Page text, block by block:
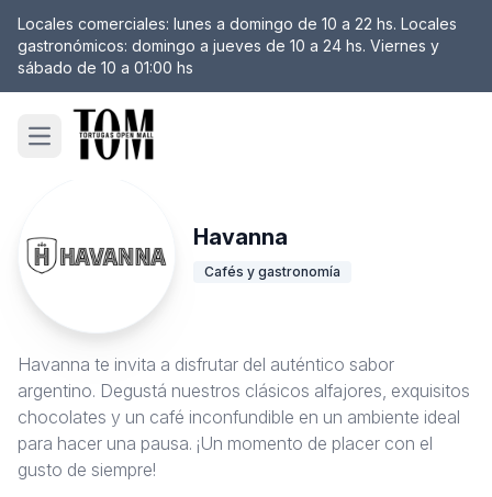
Locales comerciales: lunes a domingo de 10 a 22 hs. Locales
gastronómicos: domingo a jueves de 10 a 24 hs. Viernes y
sábado de 10 a 01:00 hs
Open main menu
Havanna
Cafés y gastronomía
Havanna te invita a disfrutar del auténtico sabor
argentino. Degustá nuestros clásicos alfajores, exquisitos
chocolates y un café inconfundible en un ambiente ideal
para hacer una pausa. ¡Un momento de placer con el
gusto de siempre!